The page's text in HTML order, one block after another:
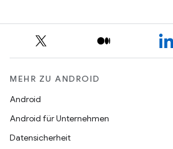
MEHR ZU ANDROID
Android
Android für Unternehmen
Datensicherheit